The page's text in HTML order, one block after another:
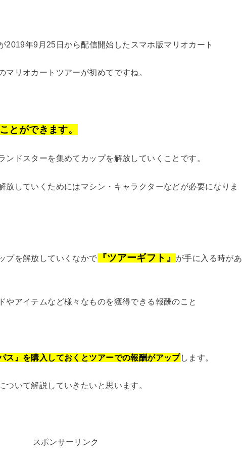
2019年9月25日から配信開始したスマホ版マリオカート
リオカートツアーが初めてですね。
とができます。
ンドスターを集めてカップを解放していくことです。
放していくためにはマシン・キャラクターなどが必要になりま
プを解放していくなかで 『ツアーギフト』
が手に入る時があ
やアイテムなど様々なものを獲得できる報酬のこと
ス』を購入しておくとツアーでの報酬がアップします。
ついて解説していきたいと思います。
スポンサーリンク